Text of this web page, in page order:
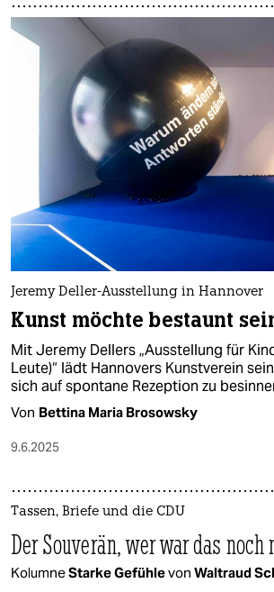
Jeremy Deller-Ausstellung in Hannover
Kunst möchte bestaunt
Mit Jeremy Dellers „Ausstellung für
Leute)“ lädt Hannovers Kunstverein
sich auf spontane Rezeption zu
Von Bettina Maria Brosowsky
9.6.2025
Tassen, Briefe und die CDU
Der Souverän, wer war das noch
KolumneStarke Gefühlevon Waltraud